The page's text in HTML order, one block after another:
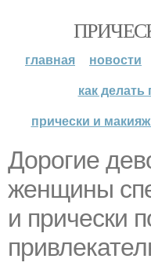
главная новости
как
прически и
Дорогие
женщины
и прически